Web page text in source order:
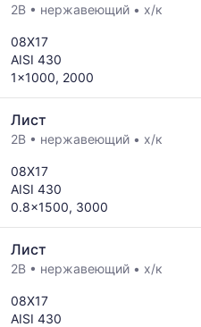
2B • нержавеющий • х/к
08Х17
AISI 430
1x1000, 2000
Лист
2B • нержавеющий • х/к
08Х17
AISI 430
0.8x1500, 3000
Лист
2B • нержавеющий • х/к
08Х17
AISI 430